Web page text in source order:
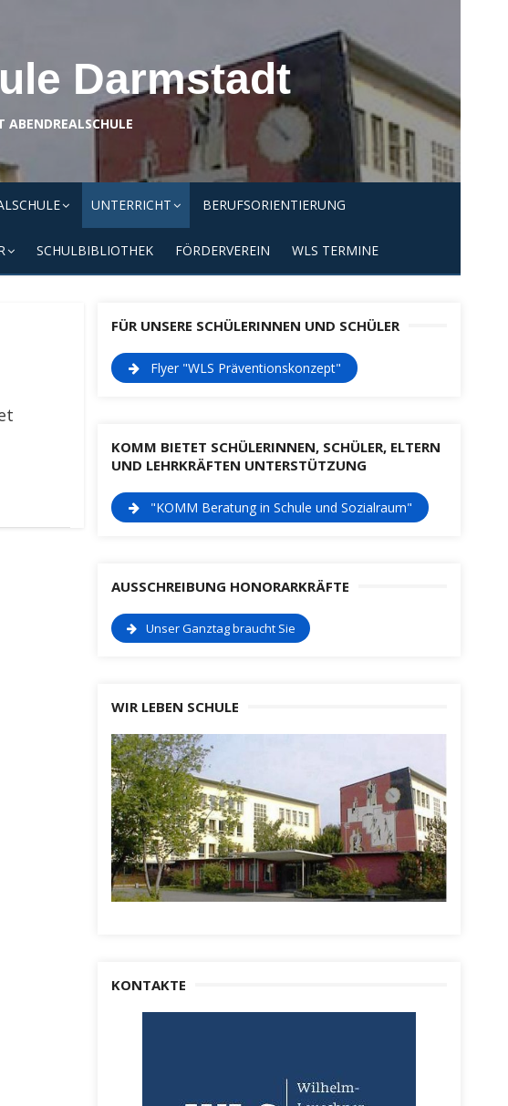
Darmstadt
UNTERRICHT BERUFSORIENTIERUNG
SCHULBIBLIOTHEK FÖRDERVEREIN WLS TERMINE
FÜR UNSERE SCHÜLERINNEN UND SCHÜLER
Flyer "WLS Präventionskonzept"
KOMM BIETET SCHÜLERINNEN, SCHÜLER, ELTERN
UND LEHRKRÄFTEN UNTERSTÜTZUNG
"KOMM Beratung in Schule und Sozialraum"
AUSSCHREIBUNG HONORARKRÄFTE
Unser Ganztag braucht Sie
WIR LEBEN SCHULE
KONTAKTE